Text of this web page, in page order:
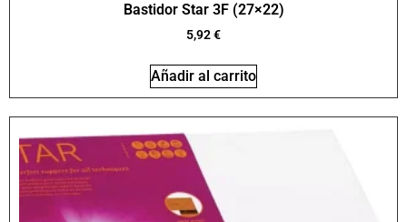
Bastidor Star 3F (27×22)
5,92€
Añadir al carrito